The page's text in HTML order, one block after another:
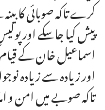
کرے تاکہ صوبائی
پیش کیا جاسکے اور
اسماعیل خان کے
اور زیادہ سے زیادہ
تاکہ صوبے میں امن و